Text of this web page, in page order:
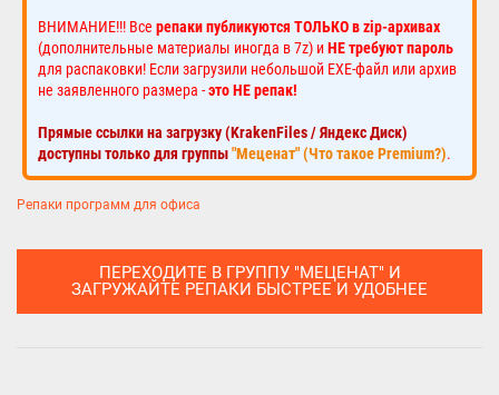
ВНИМАНИЕ!!! Все репаки публикуются ТОЛЬКО в zip-архивах
(дополнительные материалы иногда в 7z) иНЕ требуют пароль
для распаковки! Если загрузили небольшой EXE-файл или архив
не заявленного размера -это НЕ репак!
Прямые ссылки на загрузку (KrakenFiles / Яндекс Диск)
доступны только для группы"Меценат" (Что такое Premium?).
Репаки программ для офиса
ПЕРЕХОДИТЕ В ГРУППУ "МЕЦЕНАТ" И
ЗАГРУЖАЙТЕ РЕПАКИ БЫСТРЕЕ И УДОБНЕЕ